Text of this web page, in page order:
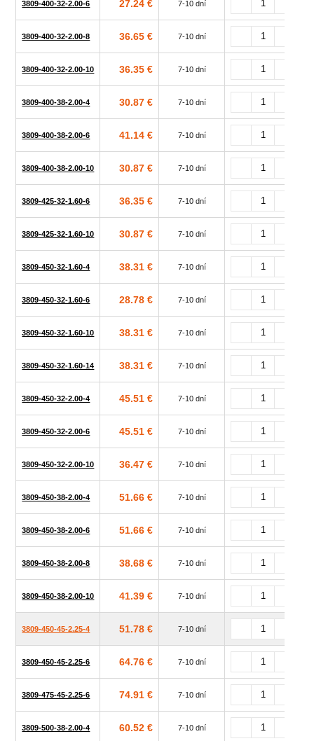
3809-400-32-2.00-6 27.24 € 7-10 dní
3809-400-32-2.00-8 36.65 € 7-10 dní
3809-400-32-2.00-10 36.35 € 7-10 dní
3809-400-38-2.00-4 30.87 € 7-10 dní
3809-400-38-2.00-6 41.14 € 7-10 dní
3809-400-38-2.00-10 30.87 € 7-10 dní
3809-425-32-1.60-6 36.35 € 7-10 dní
3809-425-32-1.60-10 30.87 € 7-10 dní
3809-450-32-1.60-4 38.31 € 7-10 dní
3809-450-32-1.60-6 28.78 € 7-10 dní
3809-450-32-1.60-10 38.31 € 7-10 dní
3809-450-32-1.60-14 38.31 € 7-10 dní
3809-450-32-2.00-4 45.51 € 7-10 dní
3809-450-32-2.00-6 45.51 € 7-10 dní
3809-450-32-2.00-10 36.47 € 7-10 dní
3809-450-38-2.00-4 51.66 € 7-10 dní
3809-450-38-2.00-6 51.66 € 7-10 dní
3809-450-38-2.00-8 38.68 € 7-10 dní
3809-450-38-2.00-10 41.39 € 7-10 dní
3809-450-45-2.25-4 51.78 € 7-10 dní
3809-450-45-2.25-6 64.76 € 7-10 dní
3809-475-45-2.25-6 74.91 € 7-10 dní
3809-500-38-2.00-4 60.52 € 7-10 dní